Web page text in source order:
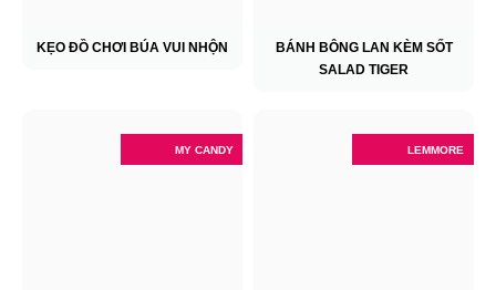
KẸO ĐỒ CHƠI BÚA VUI NHỘN
BÁNH BÔNG LAN KÈM SỐT
SALAD TIGER
MY CANDY LEMMORE